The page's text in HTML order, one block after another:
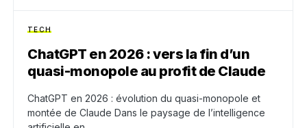
TECH
ChatGPT en 2026 : vers la fin d’un
quasi-monopole au profit de Claude
ChatGPT en 2026 : évolution du quasi-monopole et
montée de Claude Dans le paysage de l’intelligence